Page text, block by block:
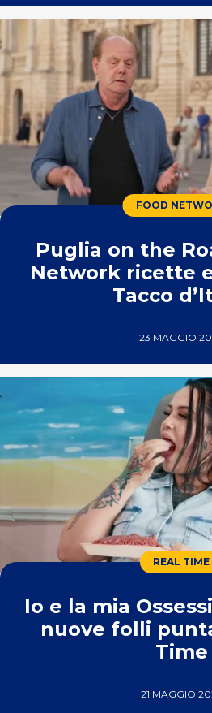
FOOD
Puglia on the
Network ricette
Tacco
23 MAGGIO
REAL TIME
Io e la mia
nuove folli
Time
21 MAGGIO